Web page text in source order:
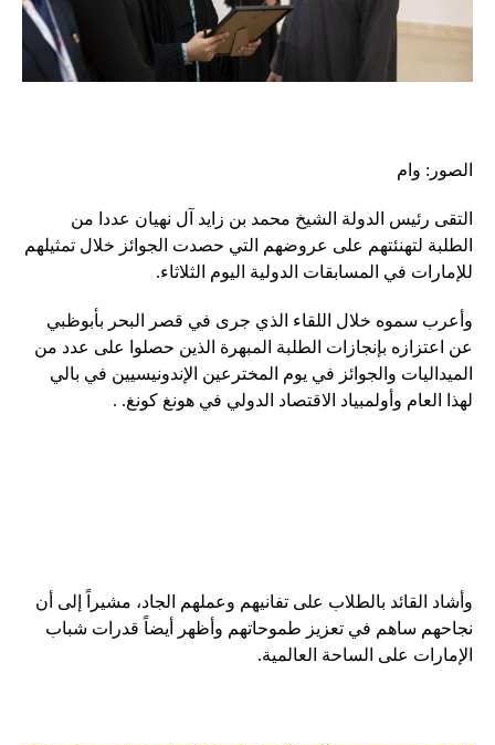
الصور: وام
التقى رئيس الدولة الشيخ محمد بن زايد آل نهيان عددا من
الطلبة لتهنئتهم على عروضهم التي حصدت الجوائز خلال تمثيلهم
للإمارات في المسابقات الدولية اليوم الثلاثاء.
وأعرب سموه خلال اللقاء الذي جرى في قصر البحر بأبوظبي
عن اعتزازه بإنجازات الطلبة المبهرة الذين حصلوا على عدد من
الميداليات والجوائز في يوم المخترعين الإندونيسيين في بالي
لهذا العام وأولمبياد الاقتصاد الدولي في هونغ كونغ. .
وأشاد القائد بالطلاب على تفانيهم وعملهم الجاد، مشيراً إلى أن
نجاحهم ساهم في تعزيز طموحاتهم وأظهر أيضاً قدرات شباب
الإمارات على الساحة العالمية.